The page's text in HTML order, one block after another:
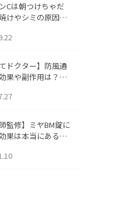
Cは朝つけちゃだ
けやシミの原因に
てドクター】防風通
果や副作用は？長
師監修】ミヤBM錠に
果は本当にある